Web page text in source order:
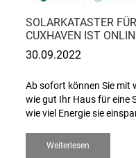
SOLARKATASTER
CUXHAVEN IST
30.09.2022
Ab sofort können Sie mit
wie gut Ihr Haus für eine
wie viel Energie sie
Weiterlesen